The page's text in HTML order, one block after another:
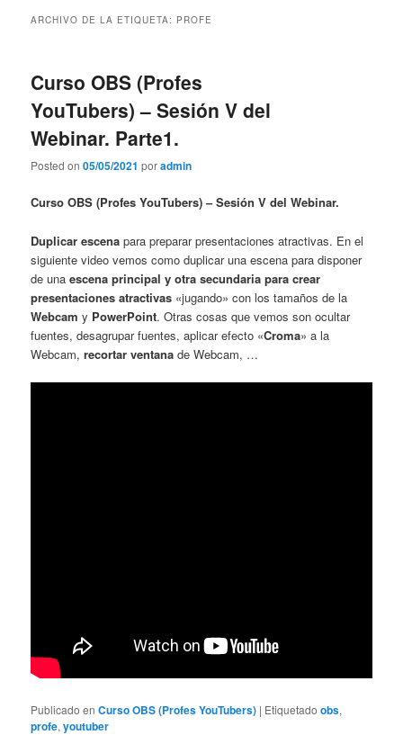
ARCHIVO DE LA ETIQUETA: PROFE
Curso OBS (Profes
YouTubers) – Sesión V del
Webinar. Parte1.
Posted on05/05/2021 poradmin
Curso OBS (Profes YouTubers) – Sesión V del Webinar.
Duplicar escena para preparar presentaciones atractivas. En el
siguiente video vemos como duplicar una escena para disponer
de unaescena principal y otra secundaria para crear
presentaciones atractivas «jugando» con los tamaños de la
Webcam y PowerPoint. Otras cosas que vemos son ocultar
fuentes, desagrupar fuentes, aplicar efecto «Croma» a la
Webcam,recortar ventana de Webcam, …
Publicado en Curso OBS (Profes YouTubers) | Etiquetado obs,
profe,youtuber